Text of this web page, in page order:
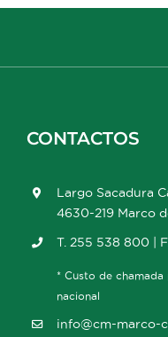
CONTACTOS
Largo Sacadura
4630-219 Marco
T. 255 538 800 |
* Custo de chamada
nacional
info@cm-marco-